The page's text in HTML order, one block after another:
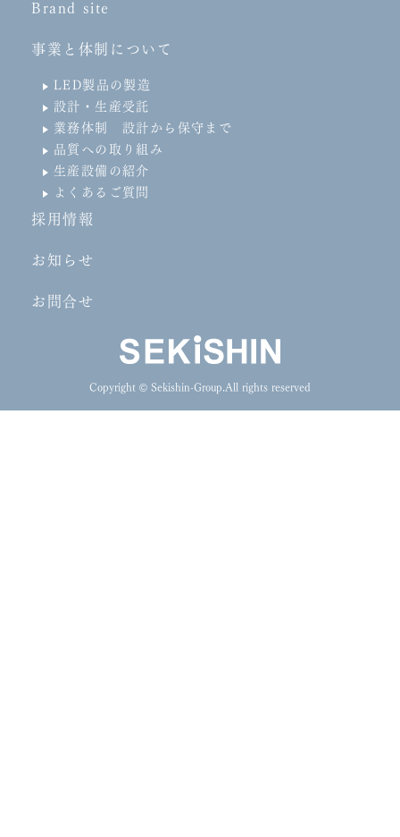
Brand site
事業と体制について
LED製品の製造
設計・生産受託
業務体制 設計から保守まで
品質への取り組み
生産設備の紹介
よくあるご質問
採用情報
お知らせ
お問合せ
Copyright © Sekishin-Group.All rights reserved